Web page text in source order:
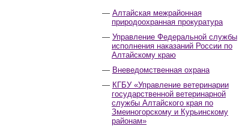
Алтайская межрайонная
природоохранная прокуратура
Управление Федеральной службы
исполнения наказаний России по
Алтайскому краю
Вневедомственная охрана
КГБУ «Управление ветеринарии
государственной ветеринарной
службы Алтайского края по
Змеиногорскому и Курьинскому
районам»